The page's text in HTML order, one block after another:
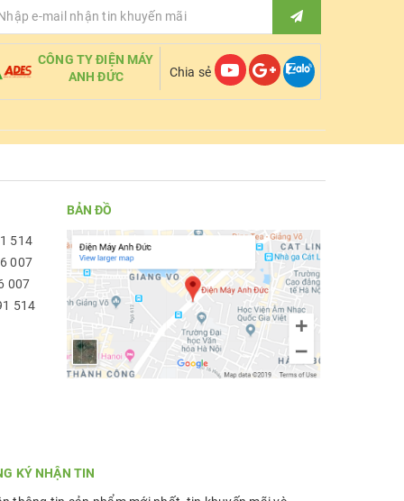
CÔNG TY ĐIỆN MÁY
ANH ĐỨC
Chia sẻ
514
007
007
514
BẢN ĐỒ
KÝ NHẬN TIN